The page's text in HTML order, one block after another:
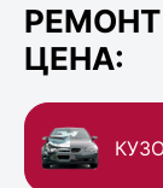
РЕМОНТ
ЦЕНА: